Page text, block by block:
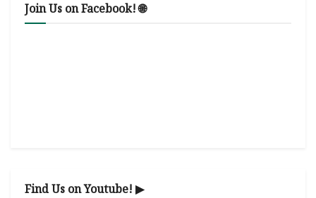
Join Us on Facebook! 🌐
Find Us on Youtube! ▶